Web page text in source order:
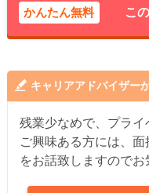
かんたん無料 こ
キャリアアドバイザー
残業少なめで、プライ
ご興味ある方には、
をお話致しますのでお